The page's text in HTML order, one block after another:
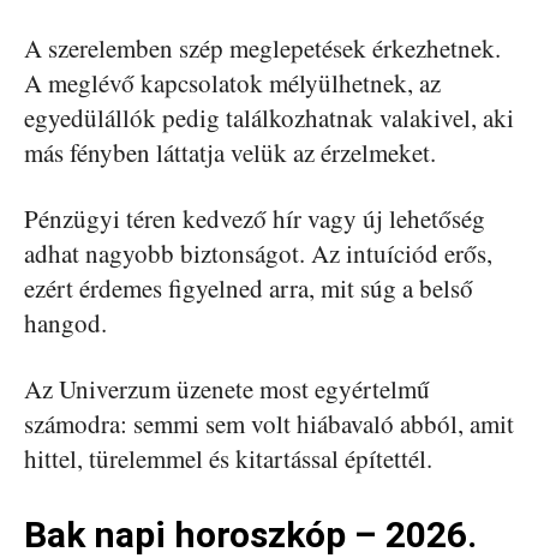
A szerelemben szép meglepetések érkezhetnek.
A meglévő kapcsolatok mélyülhetnek, az
egyedülállók pedig találkozhatnak valakivel, aki
más fényben láttatja velük az érzelmeket.
Pénzügyi téren kedvező hír vagy új lehetőség
adhat nagyobb biztonságot. Az intuíciód erős,
ezért érdemes figyelned arra, mit súg a belső
hangod.
Az Univerzum üzenete most egyértelmű
számodra: semmi sem volt hiábavaló abból, amit
hittel, türelemmel és kitartással építettél.
Bak napi horoszkóp – 2026.